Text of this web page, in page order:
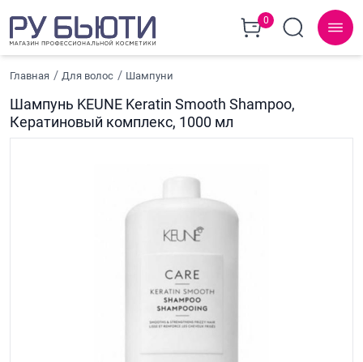
0
Главная Для волос Шампуни
Шампунь KEUNE Keratin Smooth Shampoo,
Кератиновый комплекс, 1000 мл